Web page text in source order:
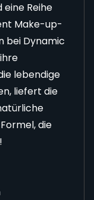
eine Reihe
Make-up-
bei Dynamic
lebendige
liefert die
die